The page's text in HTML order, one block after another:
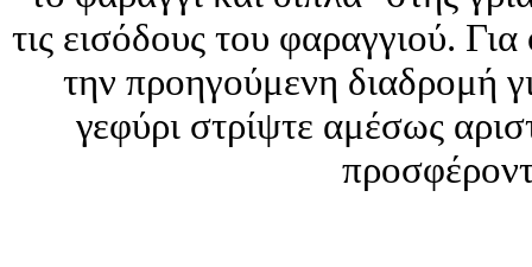
τις εισόδους του φαραγγιού.
την προηγούμενη διαδρομή
γεφύρι στρίψτε αμέσως